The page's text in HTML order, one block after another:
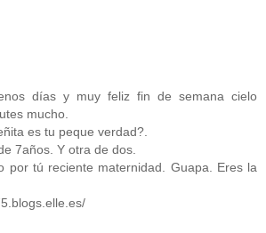
días y muy feliz fin de semana cielo
mucho.
es tu peque verdad?.
7años. Y otra de dos.
por tú reciente maternidad. Guapa. Eres la